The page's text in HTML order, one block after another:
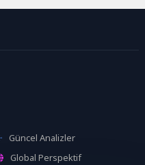
Güncel Analizler
Global Perspektif